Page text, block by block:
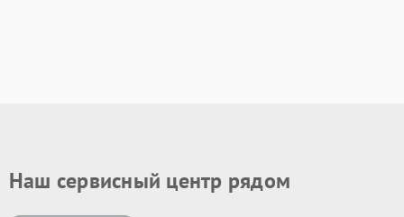
Наш сервисный центр рядом